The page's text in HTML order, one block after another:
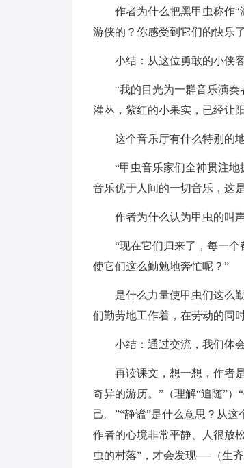
作者为什么把黑甲虫称作
游侠的？你感受到它们的快乐
小结：从这位勇敢的小侠
“我的目光为一群音乐演
灌丛，紫红的小果实，已经让
这个音乐厅有什么特别的
“甲虫音乐家们全神贯注
音乐优于人间的一切音乐，这
作者为什么认为甲虫的叫
“现在它们归来了，每一
使它们这么勤勉地奔忙呢？”
是什么力量使甲虫们这么
们勤劳地工作着，在劳动的同
小结：通过交流，我们体
再读课文，想一想，作者
奇异的游历。”（理解“追随”
己。”“静谧”是什么意思？从
作者的心境非常平静、人很放
虫的村落”，才会发现──（生